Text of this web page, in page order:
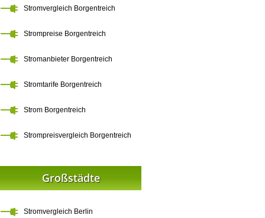
Stromvergleich Borgentreich
Strompreise Borgentreich
Stromanbieter Borgentreich
Stromtarife Borgentreich
Strom Borgentreich
Strompreisvergleich Borgentreich
Großstädte
Stromvergleich Berlin